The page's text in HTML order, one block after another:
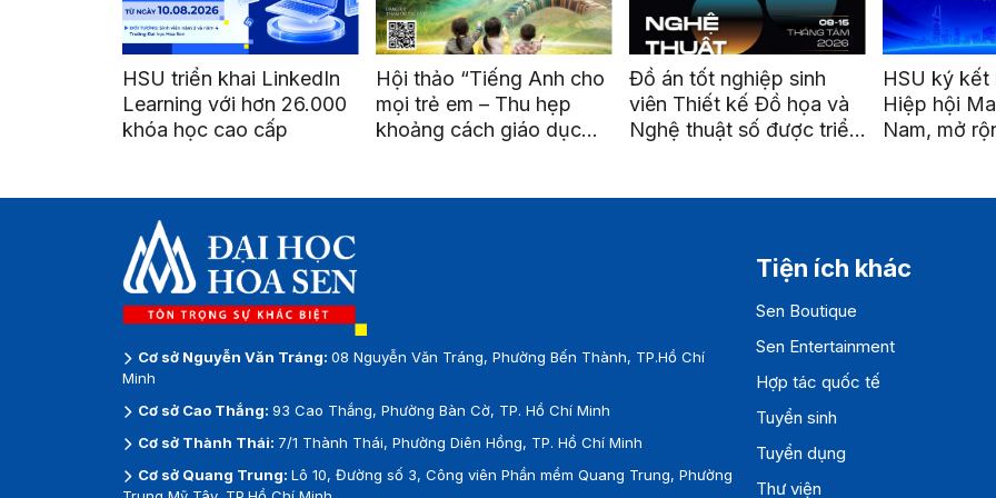
Hội thảo “Tiếng Anh cho
mọi trẻ em – Thu hẹp
khoảng cách giáo dục
Đồ án tốt nghiệp sinh
viên Thiết kế Đồ họa và
Nghệ thuật số được triển
HSU ký kết hợp tác cùng
Hiệp hội Marketing Việt
Nam, mở rộng cơ hội kết
Lễ kỷ
lập
Sen
Cơ sở Nguyễn Văn Tráng: 08 Nguyễn Văn Tráng, Phường Bến Thành, TP.Hồ Chí
Minh
Cơ sở Cao Thắng: 93 Cao Thắng, Phường Bàn Cờ, TP. Hồ Chí Minh
Cơ sở Thành Thái: 7/1 Thành Thái, Phường Diên Hồng, TP. Hồ Chí Minh
Cơ sở Quang Trung: Lô 10, Đường số 3, Công viên Phần mềm Quang Trung, Phường
Tiện ích khác
Sen Boutique
Sen Entertainment
Hợp tác quốc tế
Tuyển sinh
Tuyển dụng
Thư viện